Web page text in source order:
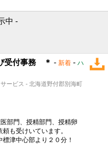
中 -
受付事務 ＊ - 新着 - ハ
ービス - 北海道野付郡別海町
部門、授精部門、授精卵
も受けいています。
津中心部より２０分！